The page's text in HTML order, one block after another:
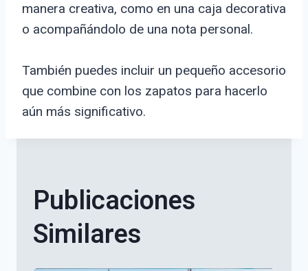
manera creativa, como en una caja decorativa
o acompañándolo de una nota personal.
También puedes incluir un pequeño accesorio
que combine con los zapatos para hacerlo
aún más significativo.
Publicaciones
Similares